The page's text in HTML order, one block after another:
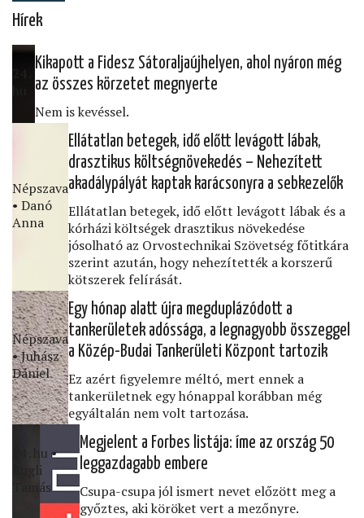
Hírek
24․
Kikapott a Fidesz Sátoraljaújhelyen, ahol nyáron még
az összes körzetet megnyerte
Nem is kevéssel.
Népszava
• Danó
Anna
Ellátatlan betegek, idő előtt levágott lábak,
drasztikus költségnövekedés – Nehezített
akadálypályát kaptak karácsonyra a sebkezelők
Ellátatlan betegek, idő előtt levágott lábak és a
kórházi költségek drasztikus növekedése
jósolható az Orvostechnikai Szövetség főtitkára
szerint azután, hogy nehezítették a korszerű
kötszerek felírását.
Népszava
• Juhász
Dániel
Egy hónap alatt újra megduplázódott a
tankerületek adóssága, a legnagyobb összeggel
a Közép-Budai Tankerületi Központ tartozik
Ez azért ﬁgyelemre méltó, mert ennek a
tankerületnek egy hónappal korábban még
egyáltalán nem volt tartozása.
24․hu •
Rugli
Tamás
Megjelent a Forbes listája: íme az ország 50
leggazdagabb embere
Csupa-csupa jól ismert nevet előzött meg a
győztes, aki köröket vert a mezőnyre.